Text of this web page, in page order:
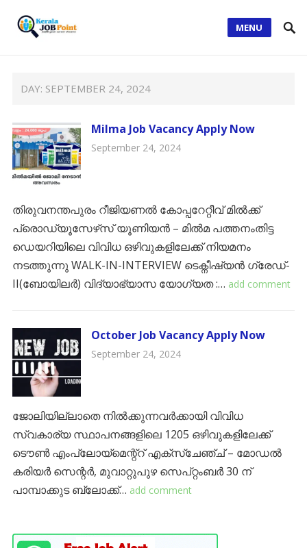
MENU
DAY: SEPTEMBER 24, 2024
Milma Job Vacancy Apply Now
September 24, 2024
തിരുവനന്തപുരം റീജിയണൽ കോപ്പറേറ്റീവ് മിൽക്ക്
പ്രൊഡ്യൂസേഴ്‌സ് യൂണിയൻ – മിൽമ പത്തനംതിട്ട
ഡെയറിയിലെ വിവിധ ഒഴിവുകളിലേക്ക് നിയമനം
നടത്തുന്നു WALK-IN-INTERVIEW ടെക്നീഷ്യൻ ഗ്രേഡ്-
II(ബോയിലർ) വിദ്യാഭ്യാസ യോഗ്യത :… add comment
October Job Vacancy Apply Now
September 24, 2024
ജോലിയില്ലാതെ നിൽക്കുന്നവർക്കായി വിവിധ
സ്വകാര്യ സ്ഥാപനങ്ങളിലെ 1205 ഒഴിവുകളിലേക്ക്
ടൌണ്‍ എംപ്ലോയ്മെന്റ്റ് എക്സ്ചേഞ്ച്‌ – മോഡൽ
കരിയർ സെന്റർ, മുവാറ്റുപുഴ സെപ്റ്റംബർ 30 ന്
പാമ്പാക്കുട ബ്ലോക്ക്‌… add comment